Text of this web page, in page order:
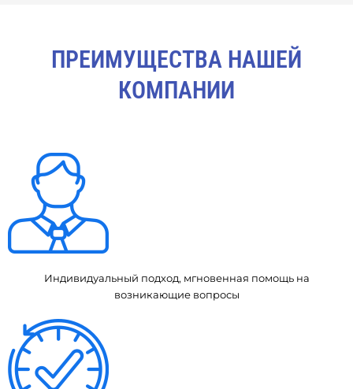
ПРЕИМУЩЕСТВА НАШЕЙ
КОМПАНИИ
Индивидуальный подход, мгновенная помощь на
возникающие вопросы